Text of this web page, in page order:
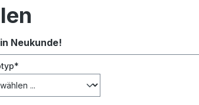
Neukunde!
Informationen